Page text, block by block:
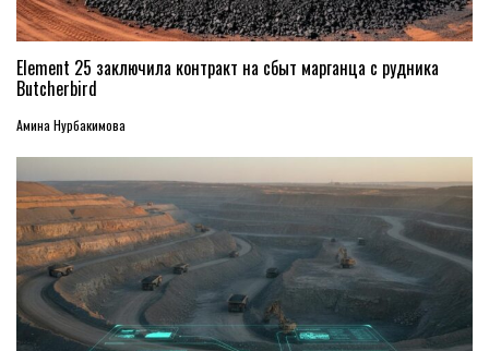
Element 25 заключила контракт на сбыт марганца с рудника
Butcherbird
Амина Нурбакимова